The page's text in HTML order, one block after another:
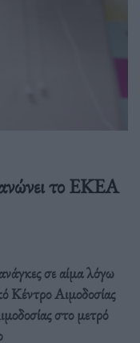
το ΕΚΕΑ
σε αίμα λόγω
Κέντρο Αιμοδοσίας
στο μετρό